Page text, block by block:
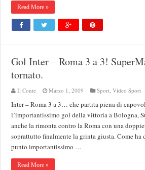
Read More »
Gol Inter – Roma 3 a 3!
tornato.
Il Conte Marzo 1, 2009 Sport,Video Sport
Inter – Roma 3 a 3… che partita piena di
l’importantissimo gol della vittoria a Bologna,
anche la rimonta contro la Roma con una
soprattutto finalmente la grinta giusta. Come ha
punto importantissimo …
Read More »